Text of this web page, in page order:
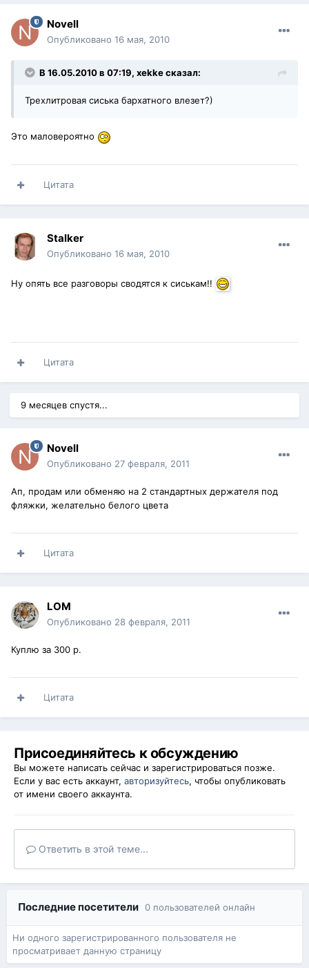
Novell
Опубликовано 16 мая, 2010
В 16.05.2010 в 07:19, xekke сказал:
Трехлитровая сиська бархатного влезет?)
Это маловероятно
Цитата
Stalker
Опубликовано 16 мая, 2010
Ну опять все разговоры сводятся к сиськам!!
Цитата
9 месяцев спустя...
Novell
Опубликовано 27 февраля, 2011
Ап, продам или обменяю на 2 стандартных держателя под
фляжки, желательно белого цвета
Цитата
LOM
Опубликовано 28 февраля, 2011
Куплю за 300 р.
Цитата
Присоединяйтесь к обсуждению
Вы можете написать сейчас и зарегистрироваться позже.
Если у вас есть аккаунт, авторизуйтесь, чтобы опубликовать
от имени своего аккаунта.
Ответить в этой теме...
Последние посетители 0 пользователей онлайн
Ни одного зарегистрированного пользователя не
просматривает данную страницу